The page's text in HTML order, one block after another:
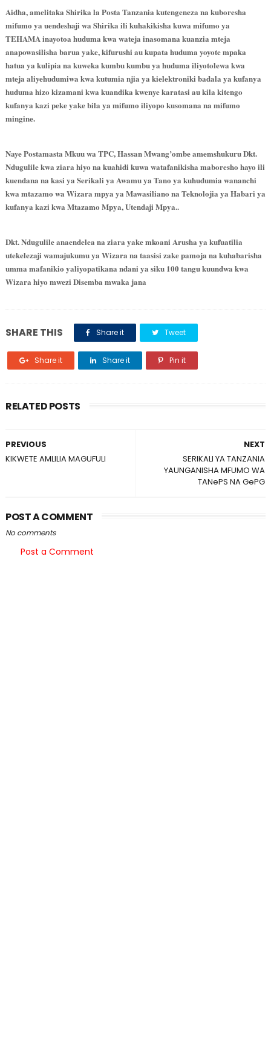
Aidha, amelitaka Shirika la Posta Tanzania kutengeneza na kuboresha
mifumo ya uendeshaji wa Shirika ili kuhakikisha kuwa mifumo ya
TEHAMA inayotoa huduma kwa wateja inasomana kuanzia mteja
anapowasilisha barua yake, kifurushi au kupata huduma yoyote mpaka
hatua ya kulipia na kuweka kumbu kumbu ya huduma iliyotolewa kwa
mteja aliyehudumiwa kwa kutumia njia ya kielektroniki badala ya kufanya
huduma hizo kizamani kwa kuandika kwenye karatasi au kila kitengo
kufanya kazi peke yake bila ya mifumo iliyopo kusomana na mifumo
mingine.
Naye Postamasta Mkuu wa TPC, Hassan Mwang’ombe amemshukuru Dkt.
Ndugulile kwa ziara hiyo na kuahidi kuwa watafanikisha maboresho hayo ili
kuendana na kasi ya Serikali ya Awamu ya Tano ya kuhudumia wananchi
kwa mtazamo wa Wizara mpya ya Mawasiliano na Teknolojia ya Habari ya
kufanya kazi kwa Mtazamo Mpya, Utendaji Mpya..
Dkt. Ndugulile anaendelea na ziara yake mkoani Arusha ya kufuatilia
utekelezaji wamajukumu ya Wizara na taasisi zake pamoja na kuhabarisha
umma mafanikio yaliyopatikana ndani ya siku 100 tangu kuundwa kwa
Wizara hiyo mwezi Disemba mwaka jana
SHARE THIS Share it Tweet
Share it Share it Pin it
RELATED POSTS
NEXT
SERIKALI YA TANZANIA
YAUNGANISHA MFUMO WA
TANePS NA GePG
PREVIOUS
KIKWETE AMLILIA MAGUFULI
POST A COMMENT
No comments
Post a Comment